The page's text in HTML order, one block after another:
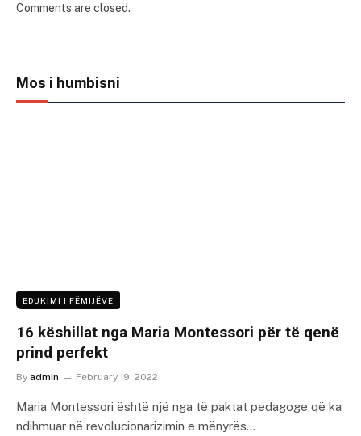
Comments are closed.
Mos i humbisni
EDUKIMI I FËMIJËVE
16 këshillat nga Maria Montessori për të qenë
prind perfekt
By admin February 19, 2022
Maria Montessori është një nga të paktat pedagoge që ka
ndihmuar në revolucionarizimin e mënyrës…